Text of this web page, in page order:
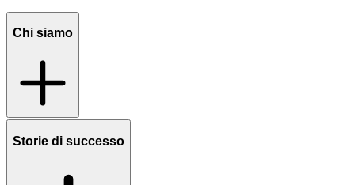
Chi siamo
Storie di successo